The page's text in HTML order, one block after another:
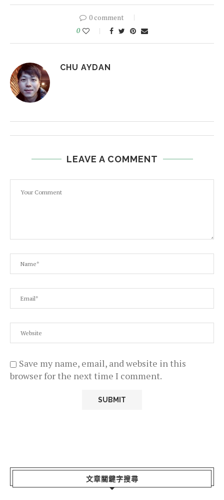
0 comment
0
CHU AYDAN
LEAVE A COMMENT
Save my name, email, and website in this
browser for the next time I comment.
文章關鍵字搜尋